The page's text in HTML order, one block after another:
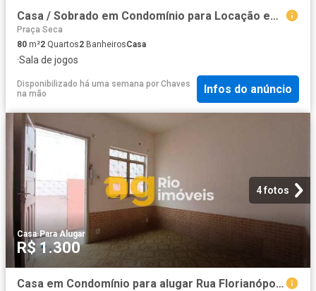
Casa / Sobrado em Condomínio para Locação em Rio de Janeiro/RJ Campinho 2 Quartos
Praça Seca
80 m²2 Quartos2 BanheirosCasa
·Sala de jogos
Disponibilizado há uma semana por Chaves
na mão
Infos do anúncio
4 fotos
Casa·Para Alugar
R$ 1.300
Casa em Condomínio para alugar Rua Florianópolis,Rio de Janeiro,RJ R$ 1.300